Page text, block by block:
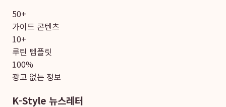
50+
가이드 콘텐츠
10+
루틴 템플릿
100%
광고 없는 정보
K-Style 뉴스레터